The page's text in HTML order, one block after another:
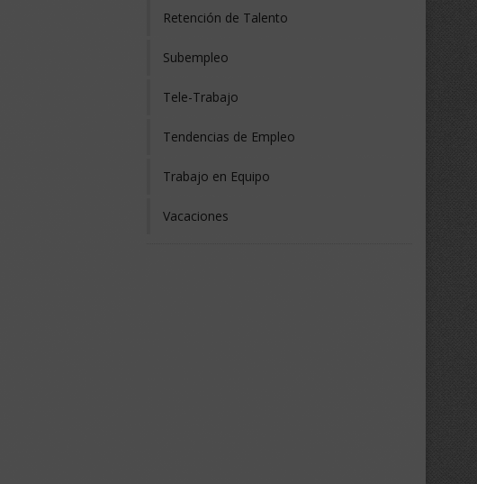
Retención de Talento
Subempleo
Tele-Trabajo
Tendencias de Empleo
Trabajo en Equipo
Vacaciones